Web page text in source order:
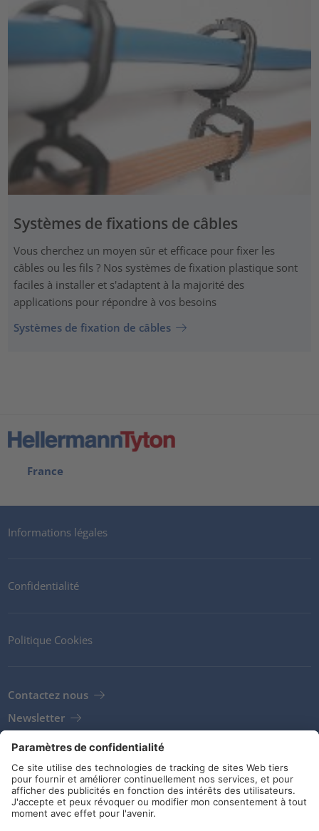
Systèmes de fixations de câbles
Vous cherchez un moyen sûr et efficace pour fixer les
câbles ou les fils ? Nos systèmes de fixation plastique sont
faciles à installer et s'adaptent à la majorité des
applications pour répondre à vos besoins
Systèmes de fixation de câbles
France
Informations légales
Confidentialité
Politique Cookies
Contactez nous
Newsletter
Clients
Fournisseurs
Conditions de stockage